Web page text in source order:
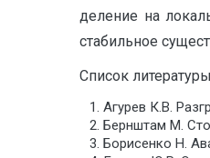
деление на
стабильное
Список
Агурев К.В.
Бернштам М.
Борисенко Н.